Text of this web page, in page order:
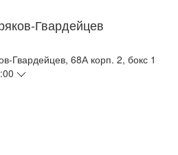
Гвардейцев
Гвардейцев, 68А корп. 2, бокс 1